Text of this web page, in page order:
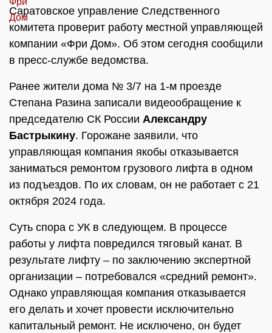
Саратовское управление Следственного
комитета проверит работу местной управляющей
компании «Фри Дом». Об этом сегодня сообщили
в пресс-службе ведомства.
Ранее жители дома № 3/7 на 1-м проезде
Степана Разина записали видеообращение к
председателю СК России Александру
Бастрыкину. Горожане заявили, что
управляющая компания якобы отказывается
заниматься ремонтом грузового лифта в одном
из подъездов. По их словам, он не работает с 21
октября 2024 года.
Суть спора с УК в следующем. В процессе
работы у лифта повредился тяговый канат. В
результате лифту – по заключению экспертной
организации – потребовался «средний ремонт».
Однако управляющая компания отказывается
его делать и хочет провести исключительно
капитальный ремонт. Не исключено, он будет